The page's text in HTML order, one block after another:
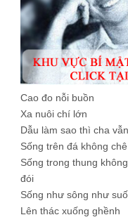
Cao đo nỗi buồn
Xa nuôi chí lớn
Dẫu làm sao thì cha
Sống trên đá không
Sống trong thung
đói
Sống như sông như
Lên thác xuống ghềnh